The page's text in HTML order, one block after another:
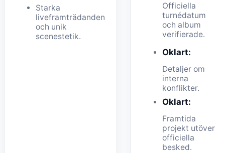
Starka
liveframträdanden
och unik
scenestetik.
Officiella
turnédatum
och album
verifierade.
Oklart:
Detaljer om
interna
konflikter.
Oklart:
Framtida
projekt utöver
officiella
besked.